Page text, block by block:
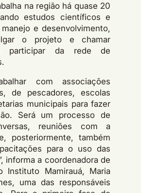
na região há quase 20
estudos cientí­ficos e
e desenvolvimento,
o projeto e chamar
participar da rede de
com associações
de pescadores, escolas
municipais para fazer
Será um processo de
reuniões com a
posteriormente, também
para o uso das
informa a coordenadora de
Instituto Mamirauá, Maria
uma das responsáveis